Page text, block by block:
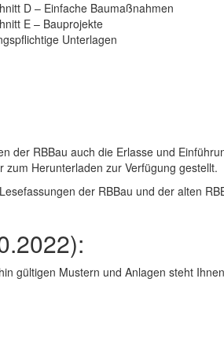
D – Einfache Baumaßnahmen
E – Bauprojekte
Unterlagen
der RBBau auch die Erlasse und
Herunterladen zur Verfügung gestellt.
der RBBau und der alten
gültigen Mustern und Anlagen steht